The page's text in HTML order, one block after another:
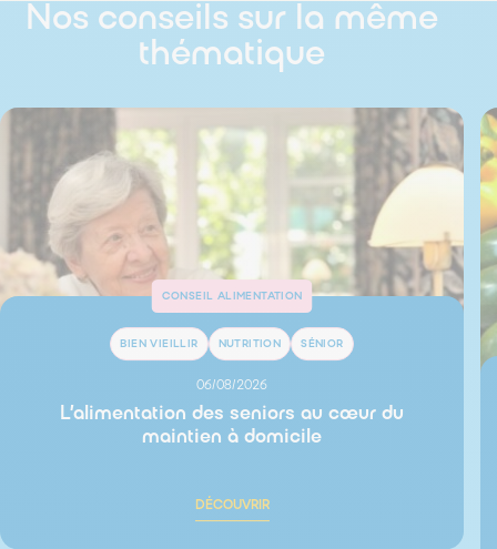
Nos conseils sur la même
thématique
CONSEIL ALIMENTATION
BIEN VIEILLIR NUTRITION SÉNIOR
06/08/2026
L’alimentation des seniors au cœur du
maintien à domicile
DÉCOUVRIR